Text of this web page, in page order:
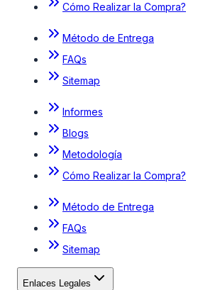
Cómo Realizar la Compra?
Método de Entrega
FAQs
Sitemap
Informes
Blogs
Metodología
Cómo Realizar la Compra?
Método de Entrega
FAQs
Sitemap
Enlaces Legales